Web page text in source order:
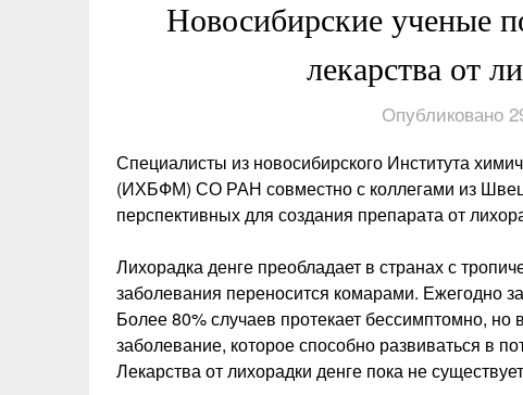
Новосибирские ученые
лекарства от
Опубликовано
Специалисты из новосибирского Института
(ИХБФМ) СО РАН совместно с коллегами из
перспективных для создания препарата от
Лихорадка денге преобладает в странах с
заболевания переносится комарами. Ежегодно
Более 80% случаев протекает бессимптомно,
заболевание, которое способно развиваться в
Лекарства от лихорадки денге пока не